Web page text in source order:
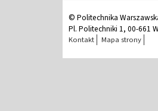
© Politechnika
Pl. Politechniki 1, 00-661
Kontakt Mapa strony